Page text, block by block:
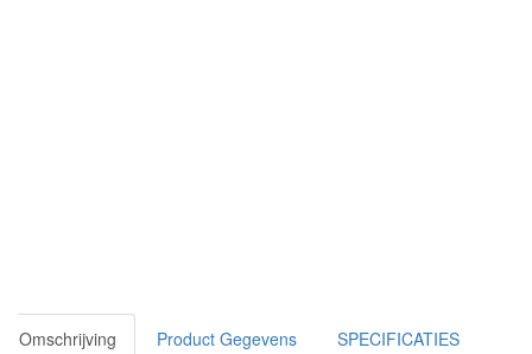
Omschrijving Product Gegevens SPECIFICATIES